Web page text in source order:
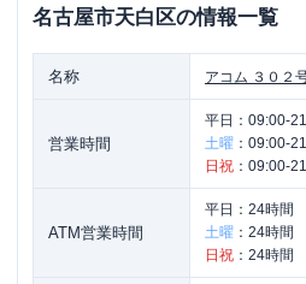
名古屋市天白区の情報一覧
名称 アコム ３０２
営業時間
平日： 09:00-
土曜 ： 09:00-
日祝 ： 09:00-
ATM営業時間
平日： 24時間
土曜 ： 24時間
日祝 ： 24時間